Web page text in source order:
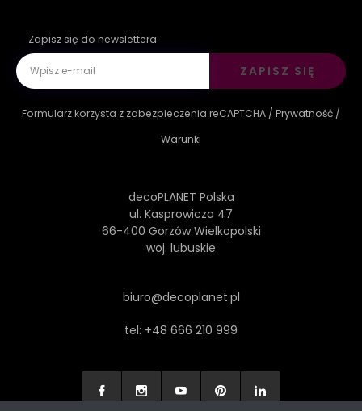
Zapisz się do newslettera
ZAPISZ SIĘ
Formularz korzysta z zabezpieczenia reCAPTCHA / Prywatność /
Warunki
decoPLANET Polska
ul. Kasprowicza 47
66-400 Gorzów Wielkopolski
woj. lubuskie
biuro@decoplanet.pl
tel: +48 666 210 999